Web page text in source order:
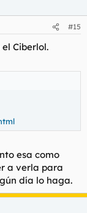
#15
Ciberlol.
esa como
a verla para
día lo haga.